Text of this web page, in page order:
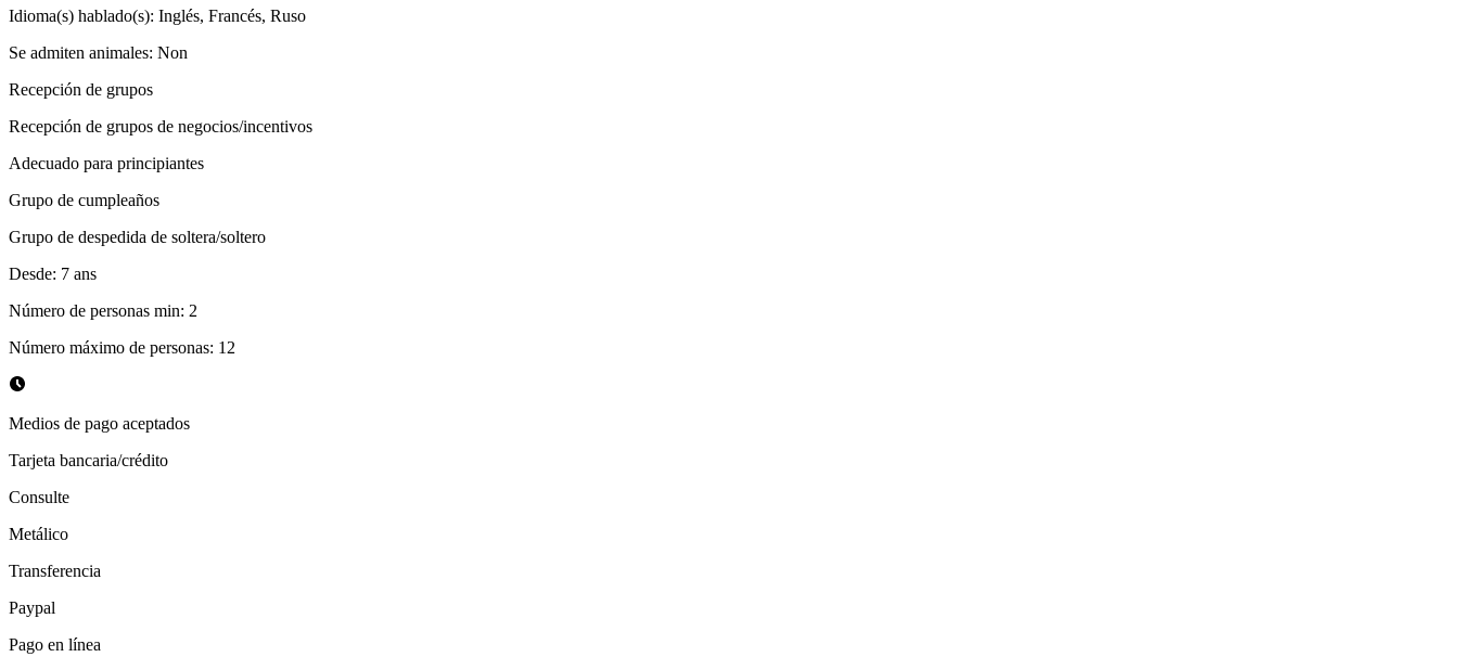
Idioma(s) hablado(s): Inglés, Francés, Ruso
Se admiten animales: Non
Recepción de grupos
Recepción de grupos de negocios/incentivos
Adecuado para principiantes
Grupo de cumpleaños
Grupo de despedida de soltera/soltero
Desde: 7 ans
Número de personas min: 2
Número máximo de personas: 12
Medios de pago aceptados
Tarjeta bancaria/crédito
Consulte
Metálico
Transferencia
Paypal
Pago en línea